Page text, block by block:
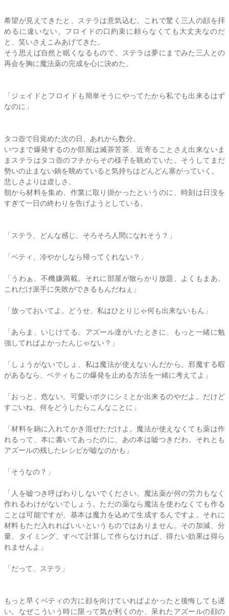
希望が見えてきたと、 ステラは意気込む。これで驚く三人の顔を拝
めるに違いない。フロイドの口約束に頼らなくても大丈夫なのだ
と、笑いさえこみあげてきた。
そう思えば自然と眠くなるもので、
ステラ は夢にまでみた三人との
再会を胸に魔法薬の完成を心に決めた。
「ジェイドとフロイドも簡単そうにやってたから私でも出来るはず
なのに」
タコ壺で目覚めた次の日、あれから数分。
いつまで爆発するのか部屋は滅茶苦茶、近寄ることさえ出来ないま
ま ステラ はタコ壺のフチからその様子を眺めていた。そうしてまだ
勢いの止まない鍋を眺めていると気持ちはどんどん塞がっていく。
悲しさよりは虚しさ。
朝から材料を集め、作業に取り掛かったというのに、時刻は日没を
すぎて一日の終わりを告げようとしている。
「 ステラ 、どんな感じ。そろそろ人間になれそう？」
「ベティ、冷やかしなら帰ってくれない？」
「うわぁ、不機嫌満載。それに部屋が散らかり放題、よくもまあ、
これだけ派手に失敗ができるもんだねぇ」
「放っておいてよ。どうせ、私はひとりじゃ何も出来ないもん」
「あらま、いじけてる。アズール達がいたときに、もっと一緒に勉
強してればよかったんじゃない？」
「しょうがないでしょ、私は魔法が使えないんだから。邪魔する暇
があるなら、ベティもこの爆発を止める方法を一緒に考えてよ」
「おっと、危ない。可愛いボクにシミとか出来るのやだよ。だけど
すごいね、何をどうしたらこんなことに」
「材料を鍋に入れてかき混ぜただけよ。魔法が使えなくても薬は作
れるって、本に書いてあったのに、あの本は嘘つきだわ。それとも
アズールの残したレシピが嘘なのかも」
「そうなの？」
「人を嘘つき呼ばわりしないでください。魔法薬が何の労力もなく
作れるわけがないでしょう。ただの薬なら魔法を使わなくても作る
ことは可能ですが、基本は魔力を込めて生成するんですよ。それに
材料もただ入れればいいというものではありません。その加減、分
量、タイミング、すべて計算して作らなければ、得たい効果は得ら
れませんよ」
「だって、 ステラ 」
もっと早くベティの方に顔を向けていればよかったと後悔しても遅
い。なぜこういう時に限って気が利くのか、呆れたアズールの顔の